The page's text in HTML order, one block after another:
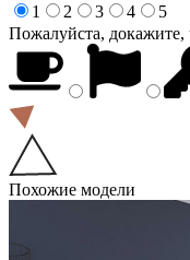
1
2 3 4
5
Пожалуйста, докажите,
Похожие модели